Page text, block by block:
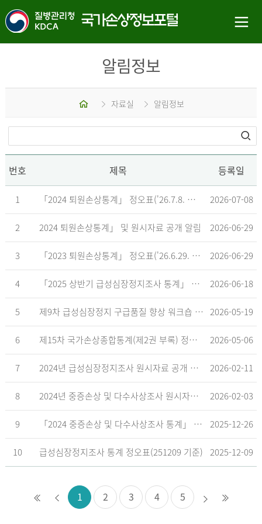
알림정보
홈 자료실 알림정보
번호 제목 등록일
1 「2024 퇴원손상통계」 정오표('26.7.8. 기준) 2026-07-08
2 2024 퇴원손상통계」 및 원시자료 공개 알림 2026-06-29
3 「2023 퇴원손상통계」 정오표('26.6.29. 기준) 2026-06-29
4 「2025 상반기 급성심장정지조사 통계」 공표 2026-06-18
5 제9차 급성심장정지 구급품질 향상 워크숍 개최 안내 2026-05-19
6 제15차 국가손상종합통계(제2권 부록) 정오표('26.5.18. 기준) 2026-05-06
7 2024년 급성심장정지조사 원시자료 공개 알림 2026-02-11
8 2024년 중증손상 및 다수사상조사 원시자료 공개 알림 2026-02-03
9 「2024 중증손상 및 다수사상조사 통계」 공표 2025-12-26
10 급성심장정지조사 통계 정오표(251209 기준) 2025-12-09
1 2 3 4 5